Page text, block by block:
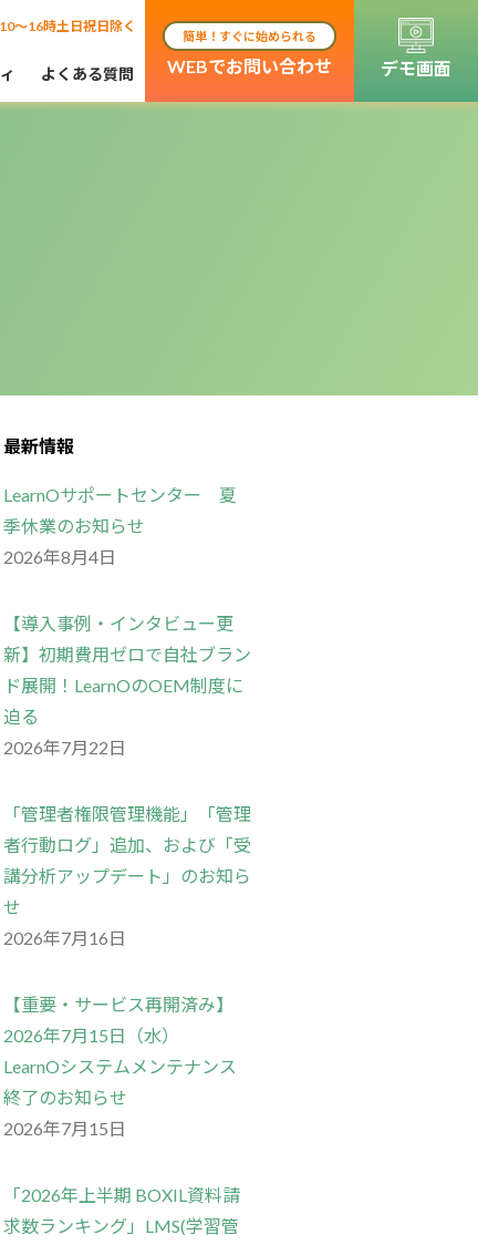
10〜16時土日祝日除く
よくある質問
簡単！すぐに始められる
WEBでお問い合わせ デモ画面
最新情報
LearnOサポートセンター 夏
季休業のお知らせ
2026年8月4日
【導入事例・インタビュー更
新】初期費用ゼロで自社ブラン
ド展開！LearnOのOEM制度に
迫る
2026年7月22日
「管理者権限管理機能」「管理
者行動ログ」追加、および「受
講分析アップデート」のお知ら
せ
2026年7月16日
【重要・サービス再開済み】
2026年7月15日（水）
LearnOシステムメンテナンス
終了のお知らせ
2026年7月15日
「2026年上半期 BOXIL資料請
求数ランキング」LMS(学習管